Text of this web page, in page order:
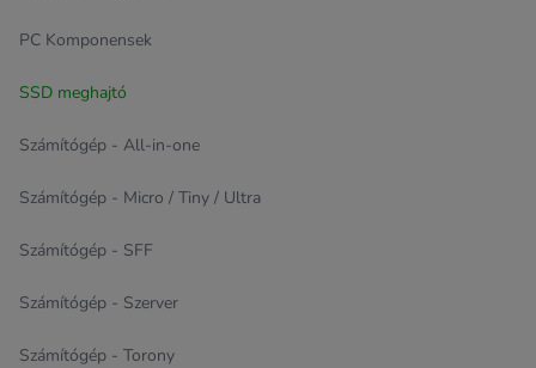
PC Komponensek
SSD meghajtó
Számítógép - All-in-one
Számítógép - Micro / Tiny / Ultra
Számítógép - SFF
Számítógép - Szerver
Számítógép - Torony